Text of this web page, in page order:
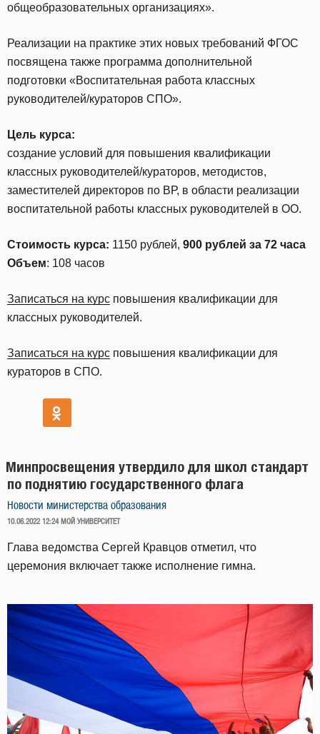
общеобразовательных организациях».
Реализации на практике этих новых требований ФГОС
посвящена также программа дополнительной
подготовки «Воспитательная работа классных
руководителей/кураторов СПО».
Цель курса:
создание условий для повышения квалификации
классных руководителей/кураторов, методистов,
заместителей директоров по ВР, в области реализации
воспитательной работы классных руководителей в ОО.
Стоимость курса: 1150 рублей, 900 рублей за 72 часа
Объем: 108 часов
Записаться на курс повышения квалификации для
классных руководителей.
Записаться на курс повышения квалификации для
кураторов в СПО.
Минпросвещения утвердило для школ стандарт
по поднятию государственного флага
Новости министерства образования
ОПУБЛИКОВАНО
10.06.2022 12:24 МОЙ УНИВЕРСИТЕТ
Глава ведомства Сергей Кравцов отметил, что
церемония включает также исполнение гимна.